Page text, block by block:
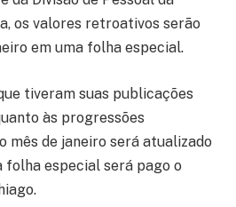
os valores retroativos serão
em uma folha especial.
tiveram suas publicações
às progressões
mês de janeiro será atualizado
folha especial será pago o